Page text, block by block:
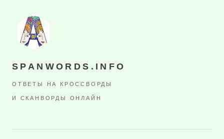
SPANWORDS.INFO
ОТВЕТЫ НА КРОССВОРДЫ
И СКАНВОРДЫ ОНЛАЙН